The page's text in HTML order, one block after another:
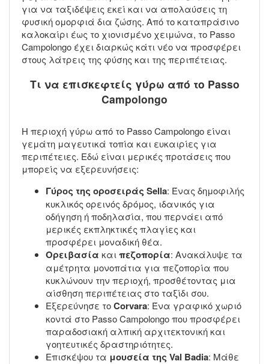
για να ταξιδέψεις εκεί και να απολαύσεις τη
φυσική ομορφιά δια ζώσης. Από το καταπράσινο
καλοκαίρι έως το χιονισμένο χειμώνα, το Passo
Campolongo έχει διαρκώς κάτι νέο να προσφέρει
στους λάτρεις της φύσης και της περιπέτειας.
Τι να επισκεφτείς γύρω από το Passo
Campolongo
Η περιοχή γύρω από το Passo Campolongo είναι
γεμάτη μαγευτικά τοπία και ευκαιρίες για
περιπέτειες. Εδώ είναι μερικές προτάσεις που
μπορείς να εξερευνήσεις:
Γύρος της οροσειράς Sella: Ένας δημοφιλής
κυκλικός ορεινός δρόμος, ιδανικός για
οδήγηση ή ποδηλασία, που περνάει από
μερικές εκπληκτικές πλαγίες και
προσφέρει μοναδική θέα.
Ορειβασία και πεζοπορία: Ανακάλυψε τα
αμέτρητα μονοπάτια για πεζοπορία που
κυκλώνουν την περιοχή, προσθέτοντας μια
αίσθηση περιπέτειας στο ταξίδι σου.
Εξερεύνησε τοCorvara: Ένα γραφικό χωριό
κοντά στο Passo Campolongo που προσφέρει
παραδοσιακή αλπική αρχιτεκτονική και
γοητευτικές δραστηριότητες.
Επισκέψου τα μουσεία της Val Badia: Μάθε